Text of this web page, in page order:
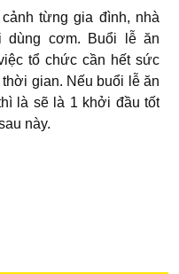
từng gia đình, nhà
cơm. Buổi lễ ăn
tổ chức cần hết sức
gian. Nếu buổi lễ ăn
là sẽ là 1 khởi đầu tốt
này.